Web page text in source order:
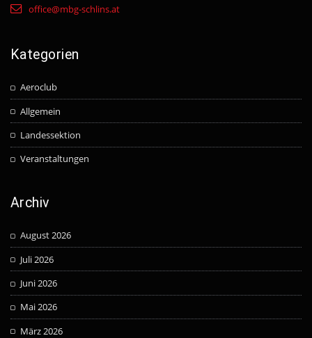
office@mbg-schlins.at
Kategorien
Aeroclub
Allgemein
Landessektion
Veranstaltungen
Archiv
August 2026
Juli 2026
Juni 2026
Mai 2026
März 2026